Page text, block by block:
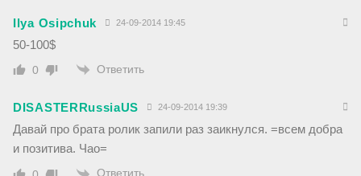
Ilya Osipchuk 24-09-2014 19:45
50-100$
0 Ответить
DISASTERRussiaUS 24-09-2014 19:39
Давай про брата ролик запили раз заикнулся. =всем добра
и позитива. Чао=
Ответить